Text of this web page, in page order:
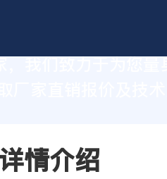
家直销报价及技术
情介绍